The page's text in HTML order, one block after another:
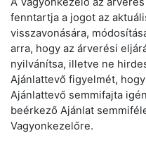
fenntartja a jogot az
visszavonására,
arra, hogy az árverési
nyilvánítsa, illetve ne
Ajánlattevő figyelmét,
Ajánlattevő semmifajta
beérkező Ajánlat
Vagyonkezelőre.